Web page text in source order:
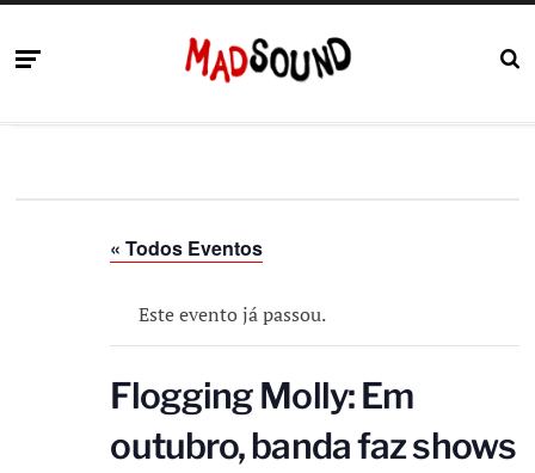
« Todos Eventos
Este evento já passou.
Flogging Molly: Em
outubro, banda faz shows